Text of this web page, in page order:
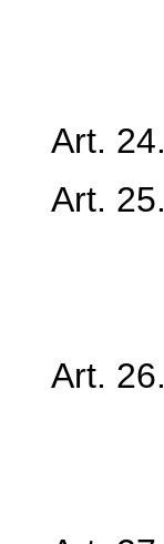
Art. 24.
Art. 25.
Art. 26.